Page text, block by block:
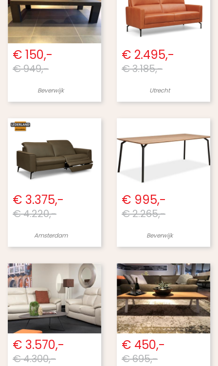
€ 150,-
€ 949,-
Beverwijk
€ 2.495,-
€ 3.185,-
Utrecht
€ 3.375,-
€ 4.220,-
Amsterdam
€ 995,-
€ 2.265,-
Beverwijk
€ 3.570,-
€ 4.300,-
€ 450,-
€ 695,-